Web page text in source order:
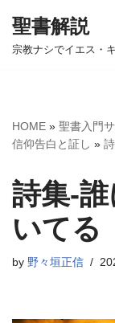
コ
ツ
へ
キ
ッ
プ
聖書解説
宗教ナシでイエス・
HOME » 聖書入門
信仰告白と証し »
詩集-
いてる
by 野々垣正信